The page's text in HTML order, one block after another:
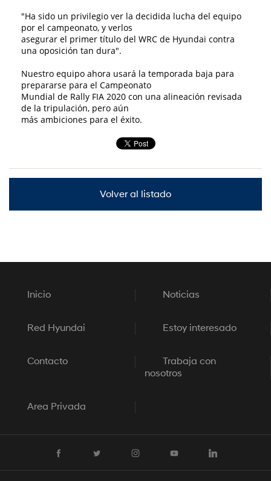
"Ha sido un privilegio ver la decidida lucha del equipo
por el campeonato, y verlos
asegurar el primer título del WRC de Hyundai contra
una oposición tan dura".
Nuestro equipo ahora usará la temporada baja para
prepararse para el Campeonato
Mundial de Rally FIA 2020 con una alineación revisada
de la tripulación, pero aún
más ambiciones para el éxito.
Volver al listado
Inicio Noticias
Red Hyundai Estoy interesado
Contacto
Trabaja con
nosotros
Area Privada